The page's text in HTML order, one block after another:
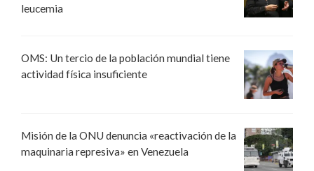
leucemia
OMS: Un tercio de la población mundial tiene
actividad física insuficiente
Misión de la ONU denuncia «reactivación de la
maquinaria represiva» en Venezuela